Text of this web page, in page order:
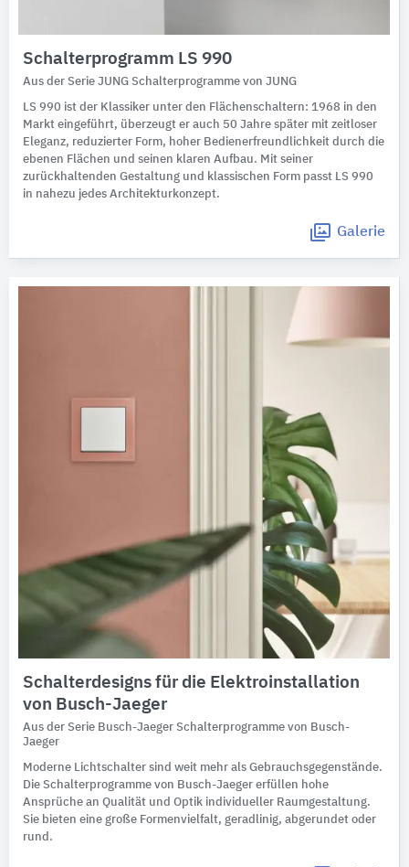
Schalterprogramm LS 990
Aus der Serie JUNG Schalterprogramme von JUNG
LS 990 ist der Klassiker unter den Flächenschaltern: 1968 in den
Markt eingeführt, überzeugt er auch 50 Jahre später mit zeitloser
Eleganz, reduzierter Form, hoher Bedienerfreundlichkeit durch die
ebenen Flächen und seinen klaren Aufbau. Mit seiner
zurückhaltenden Gestaltung und klassischen Form passt LS 990
in nahezu jedes Architekturkonzept.
Galerie
Schalterdesigns für die Elektroinstallation
von Busch-Jaeger
Aus der Serie Busch-Jaeger Schalterprogramme von Busch-
Jaeger
Moderne Lichtschalter sind weit mehr als Gebrauchsgegenstände.
Die Schalterprogramme von Busch-Jaeger erfüllen hohe
Ansprüche an Qualität und Optik individueller Raumgestaltung.
Sie bieten eine große Formenvielfalt, geradlinig, abgerundet oder
rund.